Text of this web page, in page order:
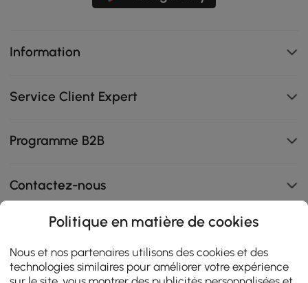
Information
Service Client Expert
Programme B2B
Contactez-nous
108K
4.9
star
AVIS CERTIFIÉS
Politique en matière de cookies
Nous et nos partenaires utilisons des cookies et des
technologies similaires pour améliorer votre expérience